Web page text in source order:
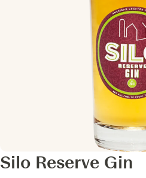
Silo Reserve Gin